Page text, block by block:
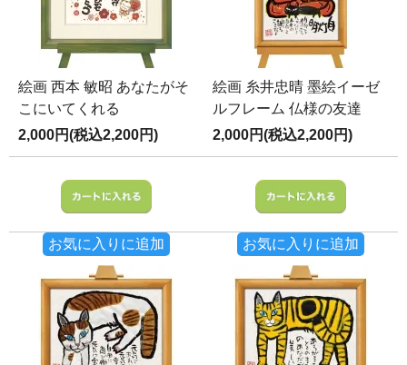
絵画 西本 敏昭 あなたがそ
こにいてくれる
2,000円(税込2,200円)
お気に入りに追加
絵画 糸井忠晴 墨絵イーゼ
ルフレーム 仏様の友達
2,000円(税込2,200円)
お気に入りに追加